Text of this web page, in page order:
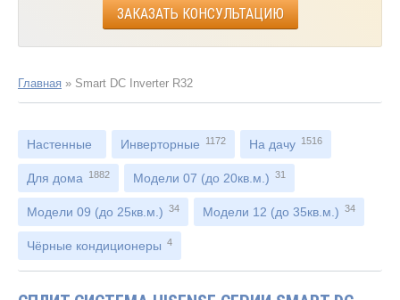
ЗАКАЗАТЬ КОНСУЛЬТАЦИЮ
Главная » Smart DC Inverter R32
Настенные Инверторные 1172 На дачу 1516
Для дома 1882 Модели 07 (до 20кв.м.) 31
Модели 09 (до 25кв.м.) 34 Модели 12 (до 35кв.м.) 34
Чёрные кондиционеры 4